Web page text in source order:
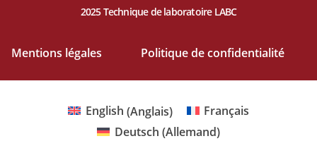
2025 Technique de laboratoire LABC
Mentions légales Politique de confidentialité
English (Anglais)
Français
Deutsch (Allemand)